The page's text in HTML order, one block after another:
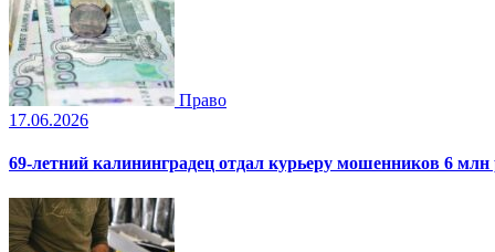
Право
17.06.2026
69-летний калининградец отдал курьеру мошенников 6 млн